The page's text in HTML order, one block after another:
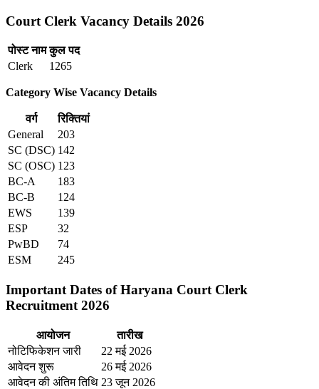
Court Clerk Vacancy Details 2026
पोस्ट नाम कुल पद
Clerk
1265
Category Wise Vacancy Details
वर्ग
रिक्तियां
General
203
SC (DSC) 142
SC (OSC) 123
BC-A
183
BC-B
124
EWS
139
ESP
32
PwBD
74
ESM
245
Important Dates of Haryana Court Clerk
Recruitment 2026
आयोजन
तारीख
नोटिफिकेशन जारी
22 मई 2026
आवेदन शुरू
26 मई 2026
आवेदन की अंतिम तिथि 23 जून 2026